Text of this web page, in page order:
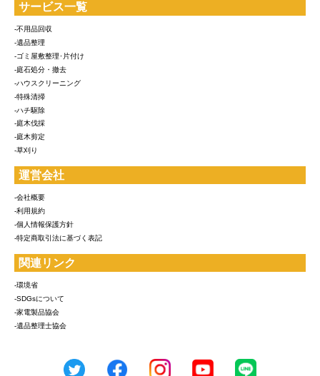
サービス一覧
-不用品回収
-遺品整理
-ゴミ屋敷整理･片付け
-庭石処分・撤去
-ハウスクリーニング
-特殊清掃
-ハチ駆除
-庭木伐採
-庭木剪定
-草刈り
運営会社
-会社概要
-利用規約
-個人情報保護方針
-特定商取引法に基づく表記
関連リンク
-環境省
-SDGsについて
-家電製品協会
-遺品整理士協会